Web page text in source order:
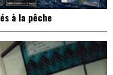
à la pêche